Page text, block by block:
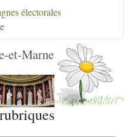
Aller au menu
et-Marne
électorales